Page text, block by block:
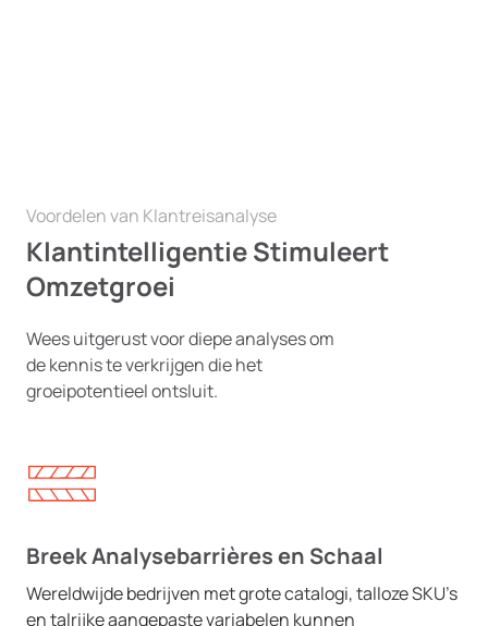
Voordelen van Klantreisanalyse
Klantintelligentie Stimuleert
Omzetgroei
Wees uitgerust voor diepe analyses om
de kennis te verkrijgen die het
groeipotentieel ontsluit.
Breek Analysebarrières en Schaal
Wereldwijde bedrijven met grote catalogi, talloze SKU’s
en talrijke aangepaste variabelen kunnen